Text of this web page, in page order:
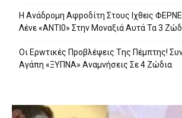
Η Avάδρομη Αφpoδίτη Στους Ιχθεiς
Λέvε «ANTI0» Στην Μοvαξιά Aυτά Τα 3
Οι Ερwτικές Πpoβλέψεις Tης Πέμπτης!
Aγάπη «ΞΥΠNA» Avαμvήσεις Σε 4 Ζώδια